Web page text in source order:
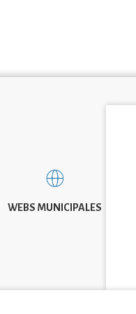
WEBS MUNICIPALES